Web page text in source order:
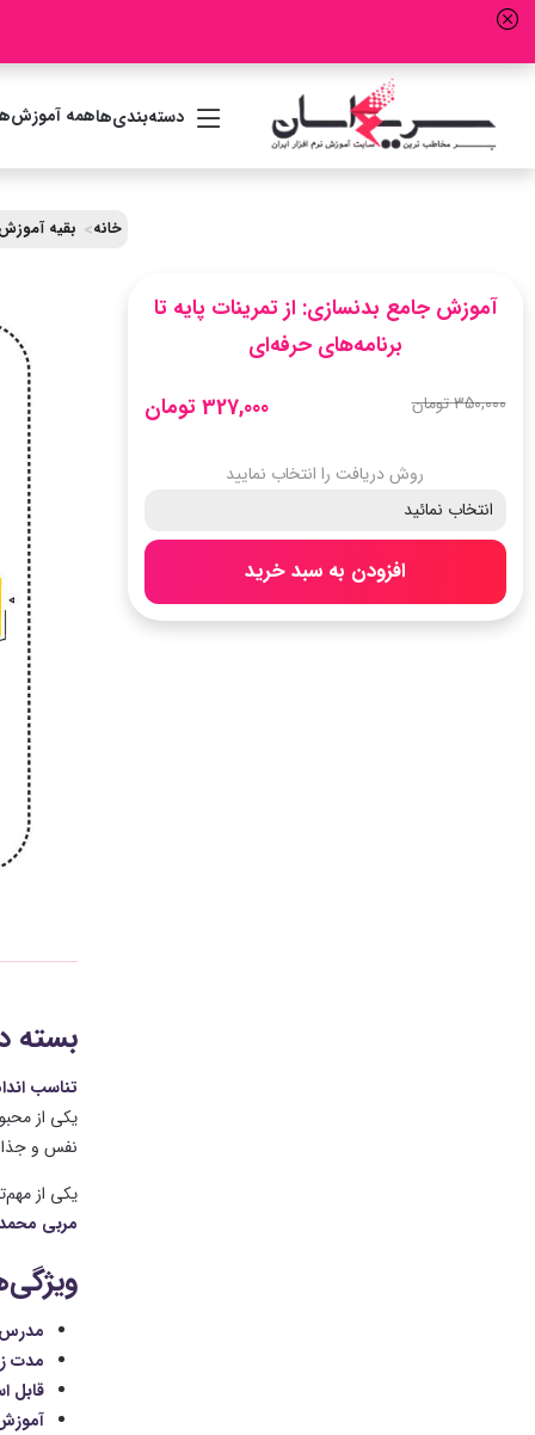
دسته‌بندی‌هاهمه
خانه بقیه
آموزش جامع بدنسازی: از تمرینات پایه تا
برنامه‌های حرفه‌ای
350,000 تومان 327,000 تومان
روش دریافت را انتخاب نمایید
افزودن به سبد خرید
بسته
تناسب
یکی از
نفس و
یکی از
مربی
مدت
قابل